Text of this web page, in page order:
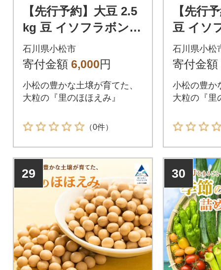
【先行予約】大豆 2.5
kg 豆 イソフラボン
おやつ おつまみ 味噌
作り
石川県小松市
寄付金額 6,000円
小松の豊かな土壌が育てた、
大粒の『里のほほえみ』
（0件）
【先行
豆 イソ
つ おつ
石川県小松
寄付金額
小松の豊か
大粒の『里
29 30